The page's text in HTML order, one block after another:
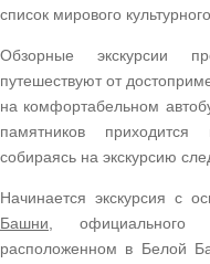
список мирового
Обзорные экскурсии
путешествуют от
на комфортабельном
памятников
собираясь на экскурсию
Начинается экскурсия с
Башни ,
расположенном в Белой